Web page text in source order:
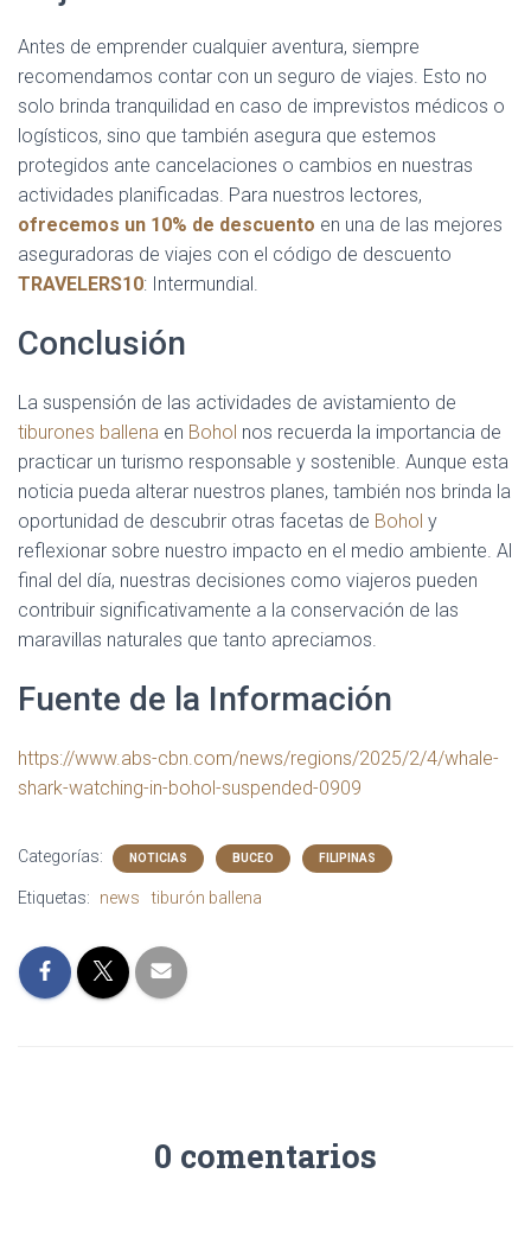
Antes de emprender cualquier aventura, siempre
recomendamos contar con un seguro de viajes. Esto no
solo brinda tranquilidad en caso de imprevistos médicos o
logísticos, sino que también asegura que estemos
protegidos ante cancelaciones o cambios en nuestras
actividades planificadas. Para nuestros lectores,
ofrecemos un 10% de descuento en una de las mejores
aseguradoras de viajes con el código de descuento
TRAVELERS10: Intermundial.
Conclusión
La suspensión de las actividades de avistamiento de
tiburones ballena en Bohol nos recuerda la importancia de
practicar un turismo responsable y sostenible. Aunque esta
noticia pueda alterar nuestros planes, también nos brinda la
oportunidad de descubrir otras facetas de Bohol y
reflexionar sobre nuestro impacto en el medio ambiente. Al
final del día, nuestras decisiones como viajeros pueden
contribuir significativamente a la conservación de las
maravillas naturales que tanto apreciamos.
Fuente de la Información
https://www.abs-cbn.com/news/regions/2025/2/4/whale-
shark-watching-in-bohol-suspended-0909
Categorías: NOTICIAS BUCEO FILIPINAS
Etiquetas: news tiburón ballena
0 comentarios